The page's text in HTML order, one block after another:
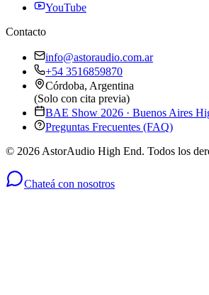
YouTube
Contacto
info@astoraudio.com.ar
+54 3516859870
Córdoba, Argentina
(Solo con cita previa)
BAE Show 2026 · Buenos Aires
Preguntas Frecuentes (FAQ)
© 2026 AstorAudio High End. Todos los
Chateá con nosotros